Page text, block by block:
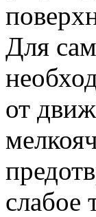
Для
от
слабое